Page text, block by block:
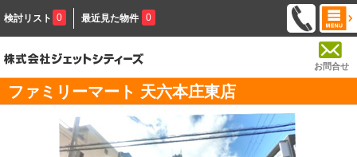
検討リスト 0 最近見た物件 0
お問合せ
ファミリーマート 天六本庄東店